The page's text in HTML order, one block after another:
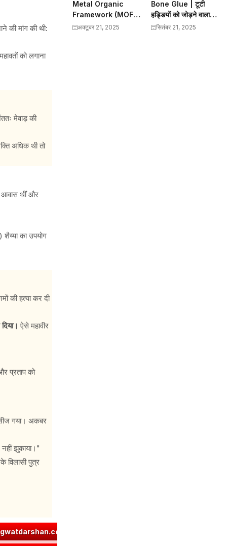
की मांग की थी:
को लगाना
मेवाड़ की
अधिक थी तो
आवास थींं और
शैय्या का उपयोग
की हत्या कर दी
ऐसे महावीर
प्रताप को
गया। अकबर
झुकाया।"
विलासी पुत्र
धातु रूप (उभयपदी) - १० लकार, अर्थ एवं व्याकरण | Jna Dhatu Roop in
Metal Organic
Framework (MOF)
– 2025 Nobel Prize
अक्टूबर 21, 2025
Bone Glue | टूटी
हड्डियों को जोड़ने वाला
बोन ग्लू | Science
सितंबर 21, 2025